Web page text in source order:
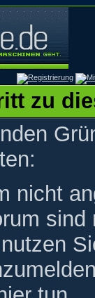
zu
nicht